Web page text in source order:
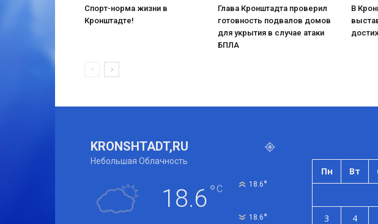
Спорт-норма жизни в
Кронштадте!
Глава Кронштадта проверил
готовность подвалов домов
для укрытия в случае атаки
БПЛА
В
KRONSHTADT,RU
Небольшая Облачность
18.6°C 18.6°
18.6°
Пн Вт
3
4